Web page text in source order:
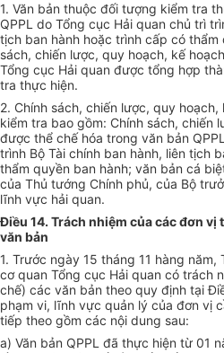
1. Văn bản thuộc đối tượng kiểm tra
QPPL do Tổng cục Hải quan chủ trì
tịch ban hành hoặc trình cấp có thẩm
sách, chiến lược, quy hoạch, kế
Tổng cục Hải quan được tổng hợp
tra thực hiện.
2. Chính sách, chiến lược, quy
kiểm tra bao gồm: Chính sách, chiến
được thể chế hóa trong văn bản
trình Bộ Tài chính ban hành, liên tịch
thẩm quyền ban hành; văn bản cá
của Thủ tướng Chính phủ, của Bộ
lĩnh vực hải quan.
Điều 14. Trách nhiệm của các đơn
văn bản
1. Trước ngày 15 tháng 11 hàng
cơ quan Tổng cục Hải quan có trách
chế) các văn bản theo quy định tại
phạm vi, lĩnh vực quản lý của đơn vị
tiếp theo gồm các nội dung sau:
a) Văn bản QPPL đã thực hiện từ 01